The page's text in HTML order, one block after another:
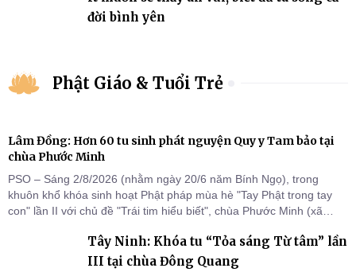
đời bình yên
Phật Giáo & Tuổi Trẻ
Lâm Đồng: Hơn 60 tu sinh phát nguyện Quy y Tam bảo tại
chùa Phước Minh
PSO – Sáng 2/8/2026 (nhằm ngày 20/6 năm Bính Ngọ), trong
khuôn khổ khóa sinh hoạt Phật pháp mùa hè "Tay Phật trong tay
con" lần II với chủ đề "Trái tim hiểu biết", chùa Phước Minh (xã
cho hơn 60 tu sinh.Tây Ninh: Khóa tu “Tỏa sáng Từ tâm” lần
III tại chùa Đông Quang